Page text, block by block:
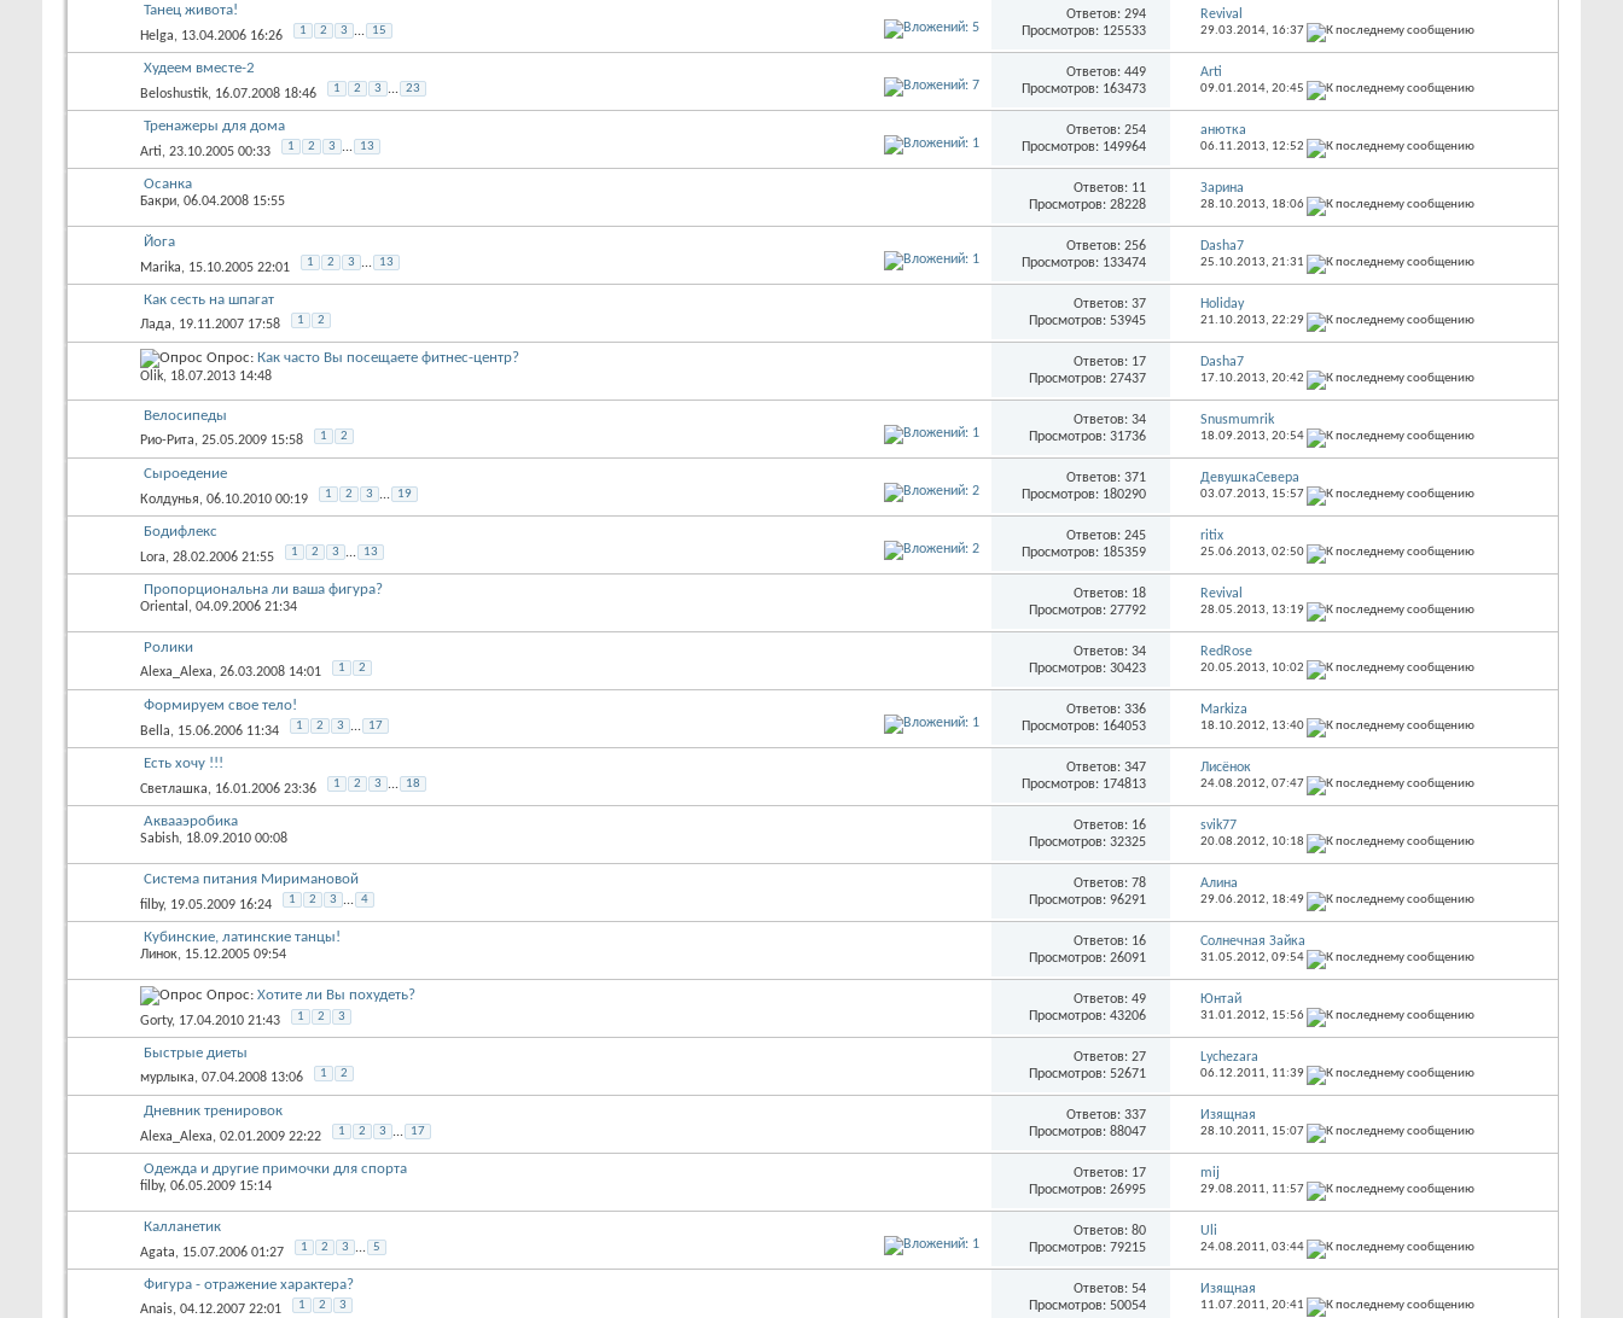
Танец живота!
Helga, 13.04.2006 16:26 1 2 3 ... 15
Ответов: 294
Просмотров: 125533
Revival
29.03.2014, 16:37
Худеем вместе-2
Beloshustik, 16.07.2008 18:46 1 2 3 ... 23
Ответов: 449
Просмотров: 163473
Arti
09.01.2014, 20:45
Тренажеры для дома
Arti, 23.10.2005 00:33 1 2 3 ... 13
Ответов: 254
Просмотров: 149964
анютка
06.11.2013, 12:52
Осанка
Бакри, 06.04.2008 15:55
Ответов: 11
Просмотров: 28228
Зарина
28.10.2013, 18:06
Йога
Marika, 15.10.2005 22:01 1 2 3 ... 13
Ответов: 256
Просмотров: 133474
Dasha7
25.10.2013, 21:31
Как сесть на шпагат
Лада, 19.11.2007 17:58 1 2
Ответов: 37
Просмотров: 53945
Holiday
21.10.2013, 22:29
Опрос: Как часто Вы посещаете фитнес-центр?
Olik, 18.07.2013 14:48
Ответов: 17
Просмотров: 27437
Dasha7
17.10.2013, 20:42
Велосипеды
Рио-Рита, 25.05.2009 15:58 1 2
Ответов: 34
Просмотров: 31736
Snusmumrik
18.09.2013, 20:54
Сыроедение
Колдунья, 06.10.2010 00:19 1 2 3 ... 19
Ответов: 371
Просмотров: 180290
ДевушкаСевера
03.07.2013, 15:57
Бодифлекс
Lora, 28.02.2006 21:55 1 2 3 ... 13
Ответов: 245
Просмотров: 185359
ritix
25.06.2013, 02:50
Пропорциональна ли ваша фигура?
Oriental , 04.09.2006 21:34
Ответов: 18
Просмотров: 27792
Revival
28.05.2013, 13:19
Ролики
Alexa_Alexa, 26.03.2008 14:01 1 2
Ответов: 34
Просмотров: 30423
RedRose
20.05.2013, 10:02
Формируем свое тело!
Bella, 15.06.2006 11:34 1 2 3 ... 17
Ответов: 336
Просмотров: 164053
Markiza
18.10.2012, 13:40
Есть хочу !!!
Светлашка, 16.01.2006 23:36 1 2 3 ... 18
Ответов: 347
Просмотров: 174813
Лисёнок
24.08.2012, 07:47
Аквааэробика
Sabish, 18.09.2010 00:08
Ответов: 16
Просмотров: 32325
svik77
20.08.2012, 10:18
Система питания Миримановой
filby, 19.05.2009 16:24 1 2 3 ... 4
Ответов: 78
Просмотров: 96291
Алина
29.06.2012, 18:49
Кубинские, латинские танцы!
Линок, 15.12.2005 09:54
Ответов: 16
Просмотров: 26091
Солнечная Зайка
31.05.2012, 09:54
Опрос: Хотите ли Вы похудеть?
Gorty, 17.04.2010 21:43 1 2 3
Ответов: 49
Просмотров: 43206
Юнтай
31.01.2012, 15:56
Быстрые диеты
мурлыка, 07.04.2008 13:06 1 2
Ответов: 27
Просмотров: 52671
Lychezara
06.12.2011, 11:39
Дневник тренировок
Alexa_Alexa, 02.01.2009 22:22 1 2 3 ... 17
Ответов: 337
Просмотров: 88047
Изящная
28.10.2011, 15:07
Одежда и другие примочки для спорта
filby, 06.05.2009 15:14
Ответов: 17
Просмотров: 26995
mij
29.08.2011, 11:57
Калланетик
Agata, 15.07.2006 01:27 1 2 3 ... 5
Ответов: 80
Просмотров: 79215
Uli
24.08.2011, 03:44
Фигура - отражение характера?
Anais, 04.12.2007 22:01 1 2 3
Ответов: 54
Просмотров: 50054
Изящная
11.07.2011, 20:41